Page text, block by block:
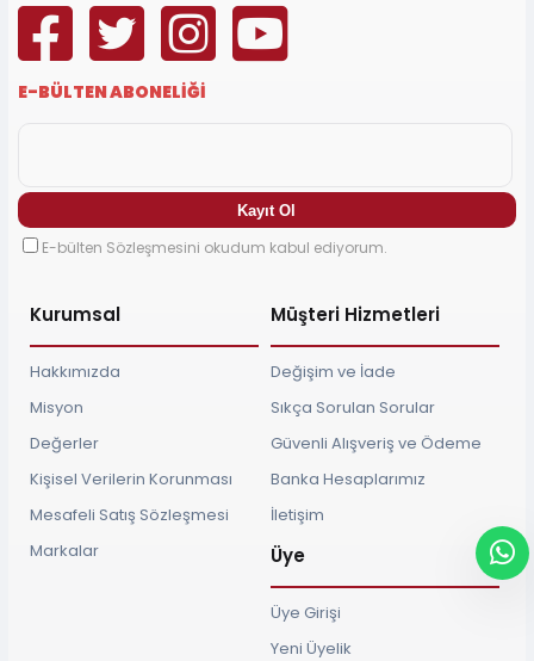
E-BÜLTEN ABONELİĞİ
E-bülten Sözleşmesini okudum kabul ediyorum.
Kurumsal
Hakkımızda
Misyon
Değerler
Kişisel Verilerin Korunması
Mesafeli Satış Sözleşmesi
Markalar
Müşteri Hizmetleri
Değişim ve İade
Sıkça Sorulan Sorular
Güvenli Alışveriş ve Ödeme
Banka Hesaplarımız
İletişim
Üye
Üye Girişi
Yeni Üyelik